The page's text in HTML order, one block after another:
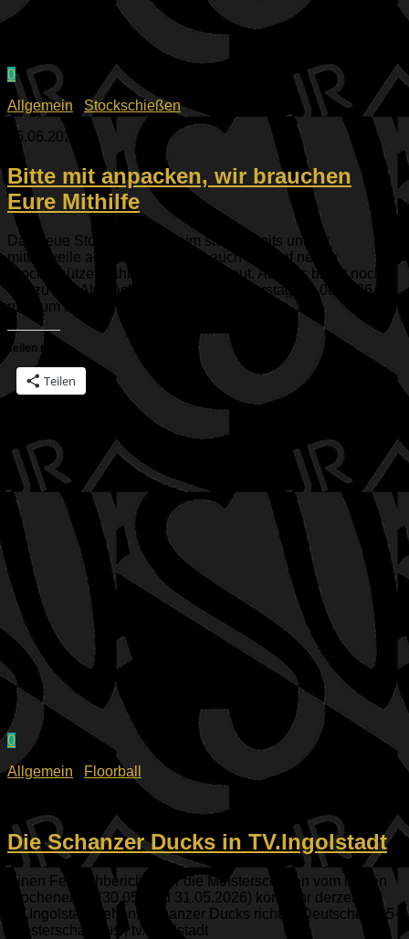
0
Allgemein
Stockschießen
05.06.2026
Bitte mit anpacken, wir brauchen
Eure Mithilfe
Das neue Stockschützenheim steht bereits und ist
mittlerweile auch verputzt. Und auch die fünf neuen
Stockschützenbahnen sind aufgebaut. Aber es bleibt noch
viel zu tun. Als nächstes wird ab Donnerstag, 11.06.2026
rund um das...
Teilen mit:
Teilen
0
Allgemein
Floorball
Die Schanzer Ducks in TV.Ingolstadt
Einen Fernsehbericht über die Meisterschaften vom letzten
Wochenende (30.05. und 31.05.2026) könnt Ihr derzeit bei
TV.Ingolstadt sehen: Schanzer Ducks richten Deutsche U15-
Meisterschaft aus | tv.ingolstadt